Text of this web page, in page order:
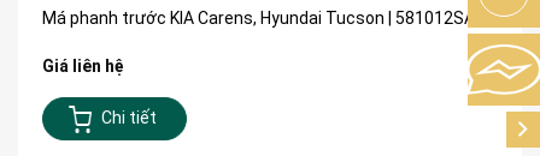
Má phanh trước KIA Carens, Hyundai Tucson | 581012SA70
Giá liên hệ
Chi tiết